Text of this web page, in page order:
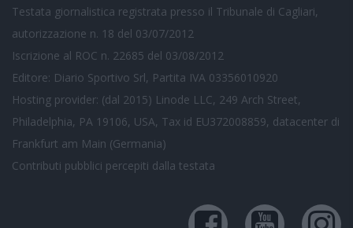
Testata giornalistica registrata presso il Tribunale di Cagliari,
autorizzazione n. 18 del 03/07/2012
Iscrizione al ROC n. 22685 del 03/08/2012
Editore: Diario Sportivo Srl, Partita IVA 03356010920
Hosting provider: (dal 2015) Linode LLC, 249 Arch Street,
Philadelphia, PA 19106, USA, Tax id EU372008859, datacenter di
Frankfurt am Main (Germania)
Contributi pubblici percepiti dalla testata